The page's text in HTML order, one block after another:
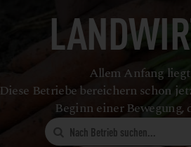
Allem Anfang
Diese Betriebe bereichern schon
Beginn einer Bewegung,
